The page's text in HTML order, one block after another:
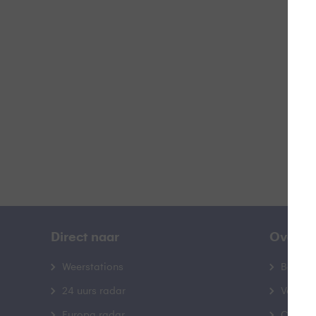
Direct naar
Weerstations
24 uurs radar
Over